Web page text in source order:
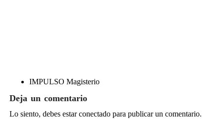
IMPULSO Magisterio
Deja un comentario
Lo siento, debes estarconectadopara publicar un comentario.